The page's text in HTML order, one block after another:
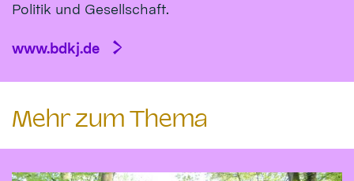
Politik und Gesellschaft.
www.bdkj.de
Mehr zum Thema